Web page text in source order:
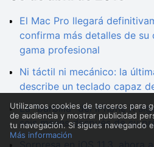
El Mac Pro llegará
confirma más detalles de su
gama profesional
Ni táctil ni mecánico: la
describe un teclado capaz
La "barbilla" del iPhone X
seis meses después de su
Utilizamos cookies de terceros para
de audiencia y mostrar publicidad
tu navegación. Si sigues navegando
Más información